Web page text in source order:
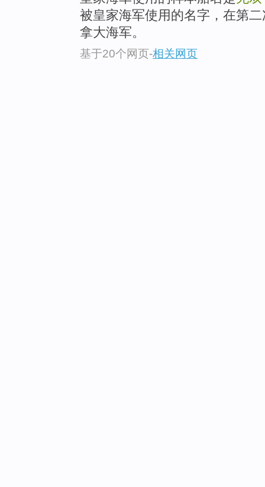
被皇家海军使用的名字，在第
拿大海军。
基于20个网页-相关网页